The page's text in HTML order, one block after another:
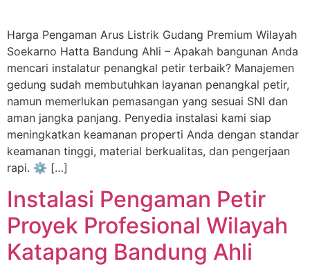
Harga Pengaman Arus Listrik Gudang Premium Wilayah
Soekarno Hatta Bandung Ahli – Apakah bangunan Anda
mencari instalatur penangkal petir terbaik? Manajemen
gedung sudah membutuhkan layanan penangkal petir,
namun memerlukan pemasangan yang sesuai SNI dan
aman jangka panjang. Penyedia instalasi kami siap
meningkatkan keamanan properti Anda dengan standar
keamanan tinggi, material berkualitas, dan pengerjaan
rapi. ⚙️ […]
Instalasi Pengaman Petir
Proyek Profesional Wilayah
Katapang Bandung Ahli